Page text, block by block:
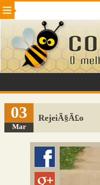
Beleza Cinema e TV
Internet Jogos NotÃ­cias
VeÃ­culos Adulto
Sugerir Link
Adicionar Blog
Colmeia Exchange
Perguntas Frequentes
03
Mar
RejeiÃ§Ã£o